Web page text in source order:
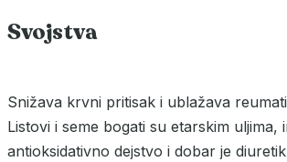
Svojstva
Snižava krvni pritisak i ublažava
Listovi i seme bogati su etarskim uljima,
antioksidativno dejstvo i dobar je